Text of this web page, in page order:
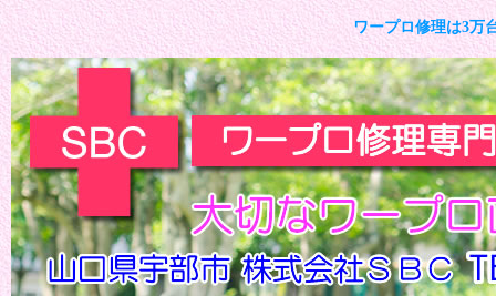
ワープロ修理は3万